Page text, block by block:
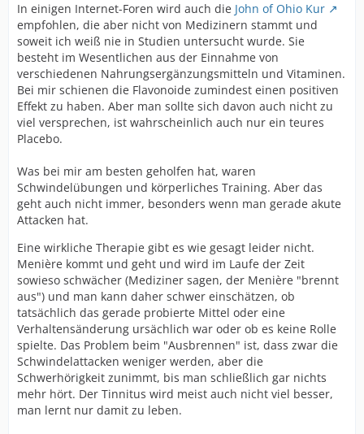
In einigen Internet-Foren wird auch die John of Ohio Kur
empfohlen, die aber nicht von Medizinern stammt und
soweit ich weiß nie in Studien untersucht wurde. Sie
besteht im Wesentlichen aus der Einnahme von
verschiedenen Nahrungsergänzungsmitteln und Vitaminen.
Bei mir schienen die Flavonoide zumindest einen positiven
Effekt zu haben. Aber man sollte sich davon auch nicht zu
viel versprechen, ist wahrscheinlich auch nur ein teures
Placebo.
Was bei mir am besten geholfen hat, waren
Schwindelübungen und körperliches Training. Aber das
geht auch nicht immer, besonders wenn man gerade akute
Attacken hat.
Eine wirkliche Therapie gibt es wie gesagt leider nicht.
Menière kommt und geht und wird im Laufe der Zeit
sowieso schwächer (Mediziner sagen, der Menière "brennt
aus") und man kann daher schwer einschätzen, ob
tatsächlich das gerade probierte Mittel oder eine
Verhaltensänderung ursächlich war oder ob es keine Rolle
spielte. Das Problem beim "Ausbrennen" ist, dass zwar die
Schwindelattacken weniger werden, aber die
Schwerhörigkeit zunimmt, bis man schließlich gar nichts
mehr hört. Der Tinnitus wird meist auch nicht viel besser,
man lernt nur damit zu leben.